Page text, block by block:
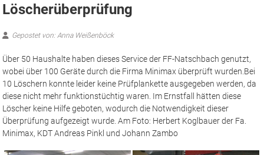
Löscherüberprüfung
Gepostet von: Anna Weißenböck
Über 50 Haushalte haben dieses Service der FF-Natschbach genutzt,
wobei über 100 Geräte durch die Firma Minimax überprüft wurden. Bei
10 Löschern konnte leider keine Prüfplankette ausgegeben werden, da
diese nicht mehr funktionstüchtig waren. Im Ernstfall hätten diese
Löscher keine Hilfe geboten, wodurch die Notwendigkeit dieser
Überprüfung aufgezeigt wurde. Am Foto: Herbert Koglbauer der Fa.
Minimax, KDT Andreas Pinkl und Johann Zambo